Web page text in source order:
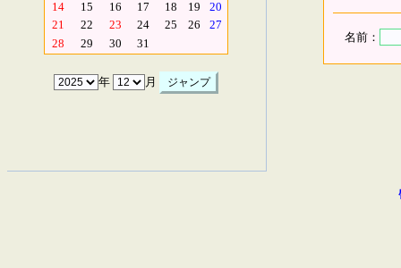
14
15 16 17 18 19
20
21
22 23 24 25 26
27
28
29 30 31
年 月
名前：